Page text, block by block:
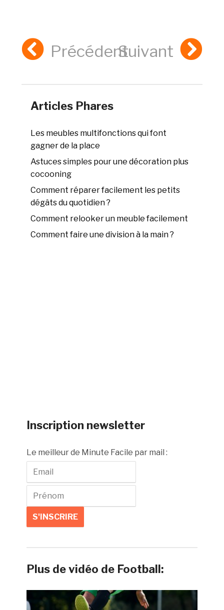
PrécédentSuivant
Articles Phares
Les meubles multifonctions qui font
gagner de la place
Astuces simples pour une décoration plus
cocooning
Comment réparer facilement les petits
dégâts du quotidien ?
Comment relooker un meuble facilement
Comment faire une division à la main ?
Inscription newsletter
Le meilleur de Minute Facile par mail :
Plus de vidéo de Football: